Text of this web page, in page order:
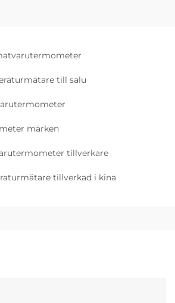
till salu
märken
tillverkare
tillverkad i kina